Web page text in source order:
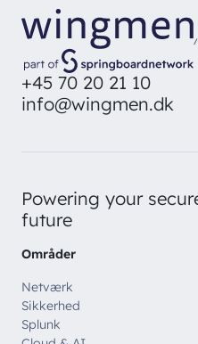
Hvad vi gør
Cases
Offentlige
Bliv inspireret
Netværk
Sikkerhed
Cloud & AI
Kontaktcenter
Managed Services
// HVEM VI ER
Om wingmen
Job & Karriere
// PART OF WINGMEN
Bliv en del af
Nyheder & presse
Vidensdeling
Events
Skriv dig op og
+45 70 20 21 10
info@wingmen.dk
Powering your
future
Områder
Netværk
Sikkerhed
Splunk